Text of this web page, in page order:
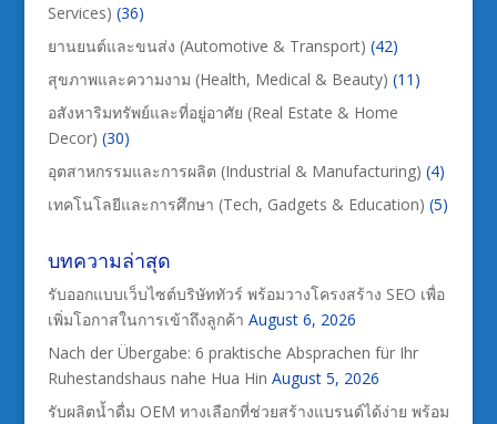
Services) (36)
ยานยนต์และขนส่ง (Automotive & Transport) (42)
สุขภาพและความงาม (Health, Medical & Beauty) (11)
อสังหาริมทรัพย์และที่อยู่อาศัย (Real Estate & Home
Decor) (30)
อุตสาหกรรมและการผลิต (Industrial & Manufacturing) (4)
เทคโนโลยีและการศึกษา (Tech, Gadgets & Education) (5)
บทความล่าสุด
รับออกแบบเว็บไซต์บริษัททัวร์ พร้อมวางโครงสร้าง SEO เพื่อ
เพิ่มโอกาสในการเข้าถึงลูกค้า August 6, 2026
Nach der Übergabe: 6 praktische Absprachen für Ihr
Ruhestandshaus nahe Hua Hin August 5, 2026
รับผลิตน้ำดื่ม OEM ทางเลือกที่ช่วยสร้างแบรนด์ได้ง่าย พร้อม